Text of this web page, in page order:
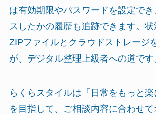
は有効期限やパスワードを設定で
スしたかの履歴も追跡できます。状
ZIPファイルとクラウドストレージ
が、デジタル整理上級者への道です
らくらスタイルは「日常をもっと楽
を目指して、ご相談内容に合わせ